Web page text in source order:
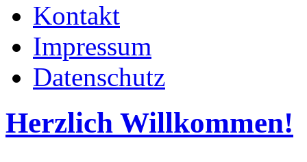
Kontakt
Impressum
Datenschutz
Herzlich Willkommen!